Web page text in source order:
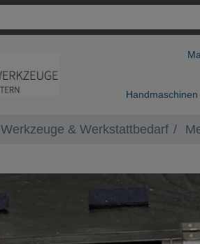
Handmaschinen
Werkzeuge & Werkstattbedarf